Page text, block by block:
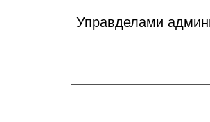
Управделами